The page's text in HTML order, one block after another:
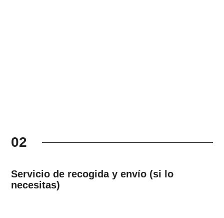
02
Servicio de recogida y envío (si lo
necesitas)